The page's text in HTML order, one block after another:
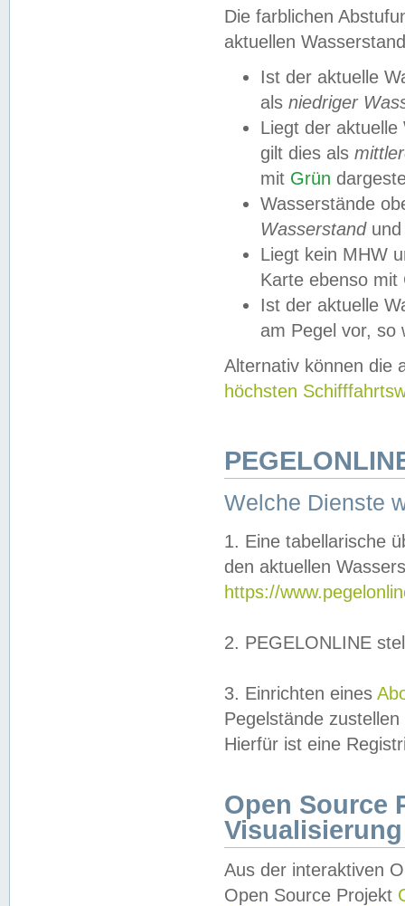
Die farblichen
aktuellen
Ist der aktuelle
als niedriger
Liegt der
gilt dies als
mit Grün
Wasserstände
Wasserstandund
Liegt kein MHW
Karte ebenso mit
Ist der aktuelle
am Pegel vor,
Alternativ können die
höchsten
Welche Dienste
1. Eine tabellarische
den aktuellen
https://
2. PEGELONLINE
3. Einrichten eines
Pegelstände
Hierfür ist eine
Open Source
Visualisierung
Aus der interaktiven
Open Source Projekt